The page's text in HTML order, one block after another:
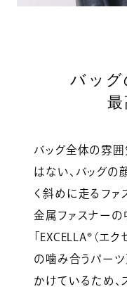
バッグ
バッグ全体の雰
はない、バッグの
く斜めに走るファ
金属ファスナー
「EXCELLA®（エ
の噛み合うパー
かけているため、